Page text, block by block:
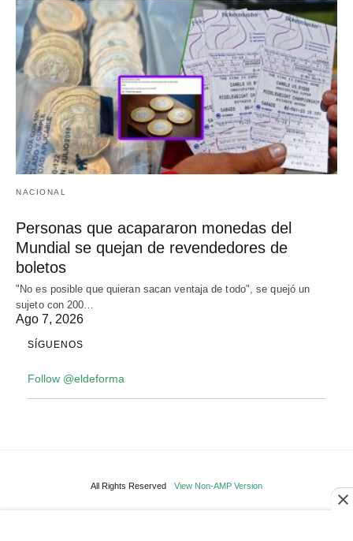
NACIONAL
Personas que acapararon monedas del
Mundial se quejan de revendedores de
boletos
"No es posible que quieran sacan ventaja de todo", se quejó un
sujeto con 200…
Ago 7, 2026
SÍGUENOS
Follow @eldeforma
All Rights Reserved View Non-AMP Version